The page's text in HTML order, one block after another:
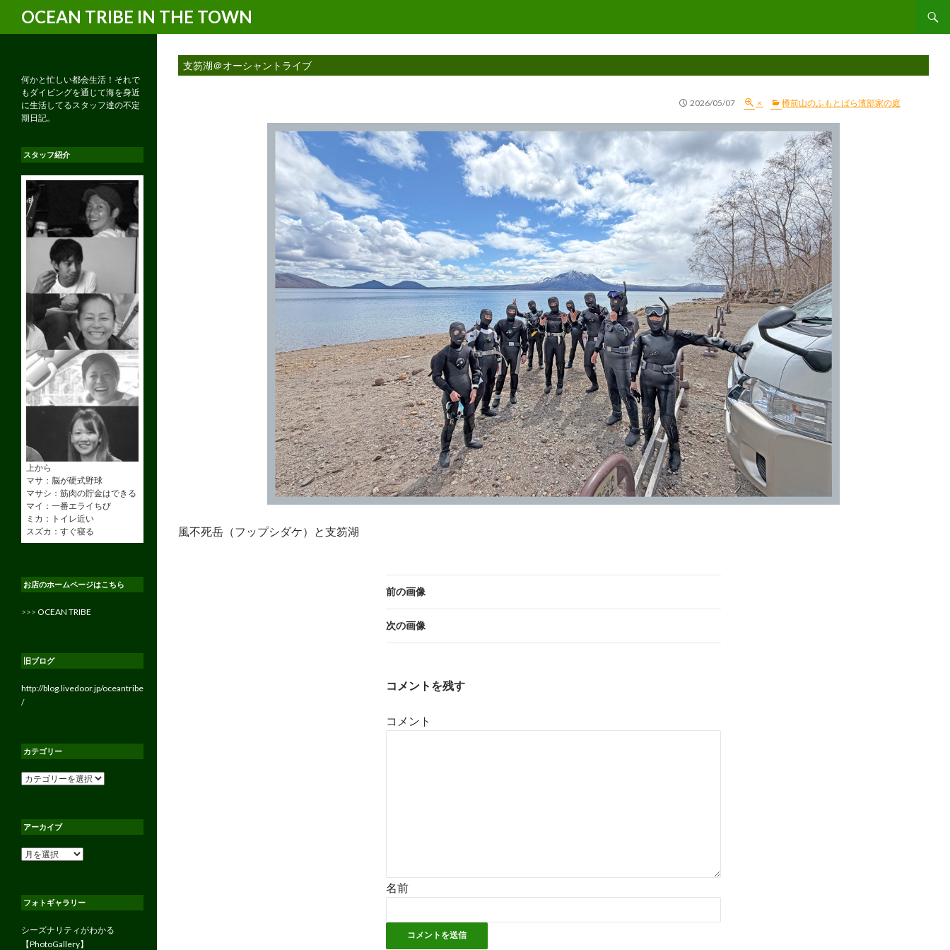
OCEAN TRIBE IN THE TOWN
支笏湖＠オーシャントライブ
2026/05/07 × 樽前山のふもとばら濱部家の庭
風不死岳（フップシダケ）と支笏湖
前の画像
次の画像
コメントを残す
コメント
名前
何かと忙しい都会生活！それで
もダイビングを通じて海を身近
に生活してるスタッフ達の不定
期日記。
スタッフ紹介
上から
マサ：脳が硬式野球
マサシ：筋肉の貯金はできる
マイ：一番エライちび
ミカ：トイレ近い
スズカ：すぐ寝る
お店のホームページはこちら
>>> OCEAN TRIBE
旧ブログ
http://blog.livedoor.jp/oceantribe
/
カテゴリー
カ
ー
アーカイブ
ア
ブ
フォトギャラリー
シーズナリティがわかる
【PhotoGallery】